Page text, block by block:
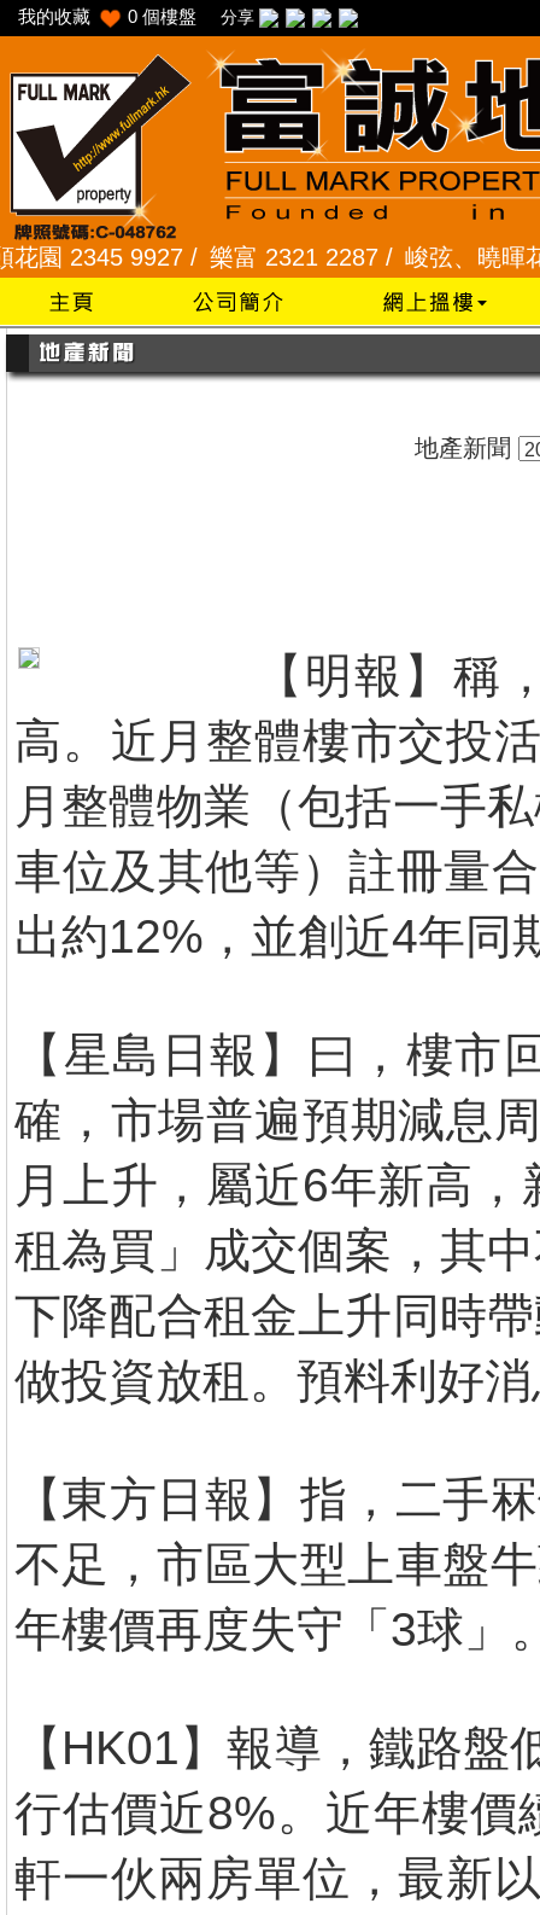
我的收藏 0 個樓盤 分享
2345 9927 /樂富 2321 2287 /峻弦、曉暉花
地產新聞
【明報】稱
高。近月整體樓市交投
月整體物業（包括一手
車位及其他等）註冊量
出約12%，並創近4年同
【星島日報】曰，樓
確，市場普遍預期減息
月上升，屬近6年新高
租為買」成交個案，其
下降配合租金上升同時
做投資放租。預料利好
【東方日報】指，二手
不足，市區大型上車盤
年樓價再度失守「3球」
【HK01】報導，鐵路
行估價近8%。近年樓價
軒一伙兩房單位，最新